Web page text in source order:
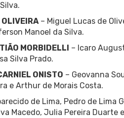
OLIVEIRA– Miguel Lucas de
Manoel da Silva.
MORBIDELLI – Icaro
Silva Prado.
ONISTO – Geovanna
e Arthur de Morais Costa.
de Lima, Pedro de Lima
Macedo, Julia Pereira Duarte